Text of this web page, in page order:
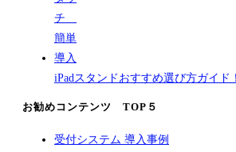
iPadスタンドおすすめ選び方ガイド
お勧めコンテンツ TOP５
受付システム 導入事例